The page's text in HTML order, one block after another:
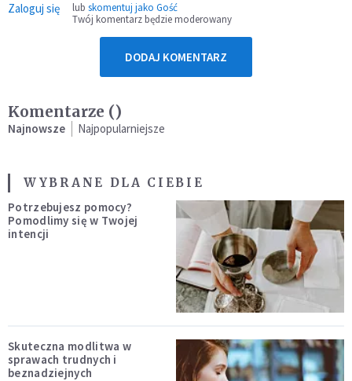
Zaloguj się lub skomentuj jako Gość
Twój komentarz będzie moderowany
DODAJ KOMENTARZ
Komentarze ()
Najnowsze Najpopularniejsze
WYBRANE DLA CIEBIE
Potrzebujesz pomocy?
Pomodlimy się w Twojej
intencji
Skuteczna modlitwa w
sprawach trudnych i
beznadziejnych